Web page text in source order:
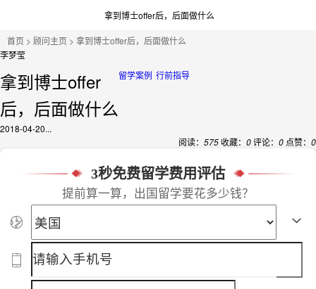
拿到博士offer后，后面做什么
首页 > 顾问主页 > 拿到博士offer后，后面做什么
李梦莹
行前指导
留学案例
拿到博士offer
后，后面做什么
2018-04-20...
阅读： 575 收藏： 0评论： 0 点赞： 0
3秒免费留学费用评估
提前算一算，出国留学要花多少钱？